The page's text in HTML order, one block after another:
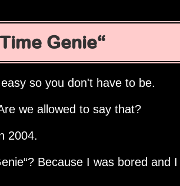
Time Genie
so you don't have to be.
we allowed to say that?
2004.
? Because I was bored and